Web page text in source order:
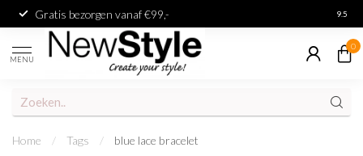
Gratis bezorgen vanaf €99,- 9.5
MENU
0
Home / Tags / blue lace bracelet